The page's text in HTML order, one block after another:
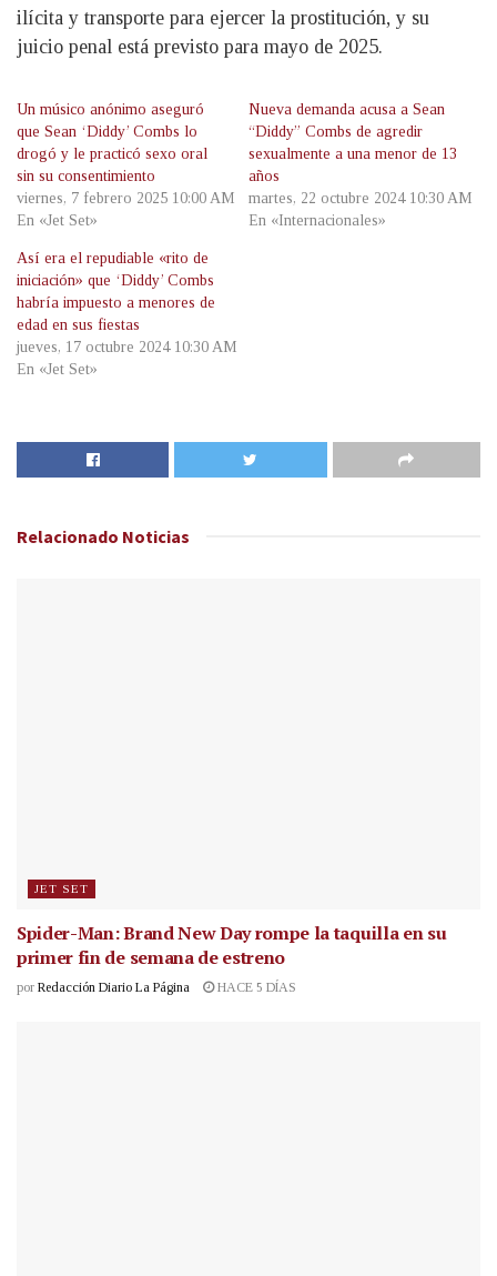
ilícita y transporte para ejercer la prostitución, y su
juicio penal está previsto para mayo de 2025.
Un músico anónimo aseguró
que Sean ‘Diddy’ Combs lo
drogó y le practicó sexo oral
sin su consentimiento
viernes, 7 febrero 2025 10:00 AM
En «Jet Set»
Nueva demanda acusa a Sean
“Diddy” Combs de agredir
sexualmente a una menor de 13
años
martes, 22 octubre 2024 10:30 AM
En «Internacionales»
Así era el repudiable «rito de
iniciación» que ‘Diddy’ Combs
habría impuesto a menores de
edad en sus fiestas
jueves, 17 octubre 2024 10:30 AM
En «Jet Set»
Relacionado Noticias
JET SET
Spider-Man: Brand New Day rompe la taquilla en su
primer fin de semana de estreno
por Redacción Diario La Página HACE 5 DÍAS